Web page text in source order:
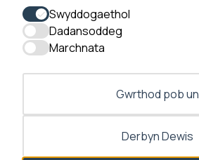
4yp Dydd Llun - Dydd Gwener
Swyddogaethol
Dadansoddeg
Marchnata
Gwrthod pob un
Derbyn Dewis